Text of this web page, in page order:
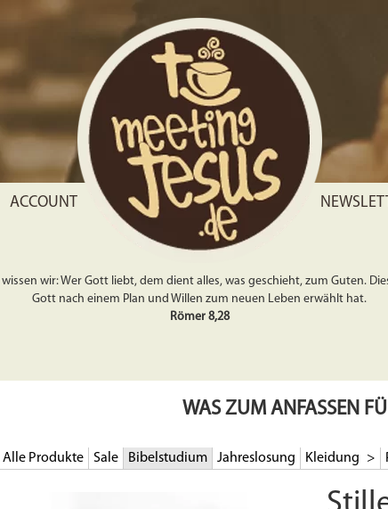
ACCOUNT
wir: Wer Gott liebt, dem dient alles, was geschieht, zum Guten.
Gott nach einem Plan und Willen zum neuen Leben erwählt hat.
Römer 8,28
WAS ZUM ANFASSEN
Alle Produkte Sale Bibelstudium Jahreslosung Kleidung